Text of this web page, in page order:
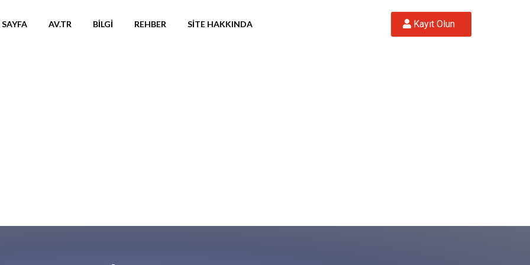
Kayıt Olun
AV.TR BILGI REHBER SITE HAKKINDA